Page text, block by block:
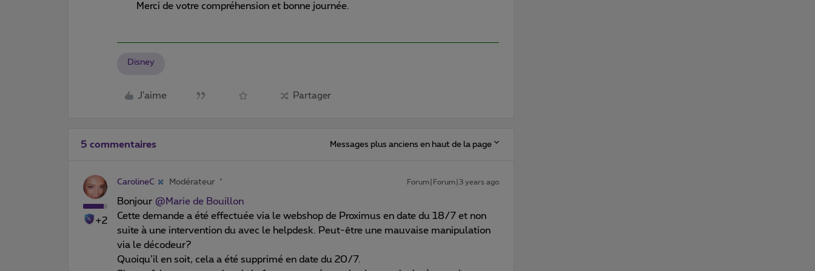
Merci de votre compréhension et bonne journée.
Disney
J'aime Partager
5 commentaires Messages plus anciens en haut de la page
+2
CarolineC Modérateur Forum|Forum|3 years ago
Bonjour @Marie de Bouillon
Cette demande a été effectuée via le webshop de Proximus en date du 18/7 et non
suite à une intervention du avec le helpdesk. Peut-être une mauvaise manipulation
via le décodeur?
Quoiqu’il en soit, cela a été supprimé en date du 20/7.